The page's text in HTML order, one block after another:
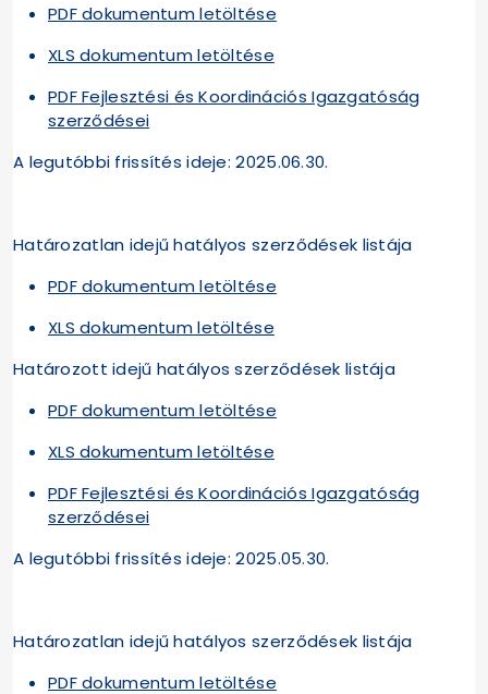
PDF dokumentum letöltése
XLS dokumentum letöltése
PDF Fejlesztési és Koordinációs Igazgatóság
szerződései
A legutóbbi frissítés ideje: 2025.06.30.
Határozatlan idejű hatályos szerződések listája
PDF dokumentum letöltése
XLS dokumentum letöltése
Határozott idejű hatályos szerződések listája
PDF dokumentum letöltése
XLS dokumentum letöltése
PDF Fejlesztési és Koordinációs Igazgatóság
szerződései
A legutóbbi frissítés ideje: 2025.05.30.
Határozatlan idejű hatályos szerződések listája
PDF dokumentum letöltése